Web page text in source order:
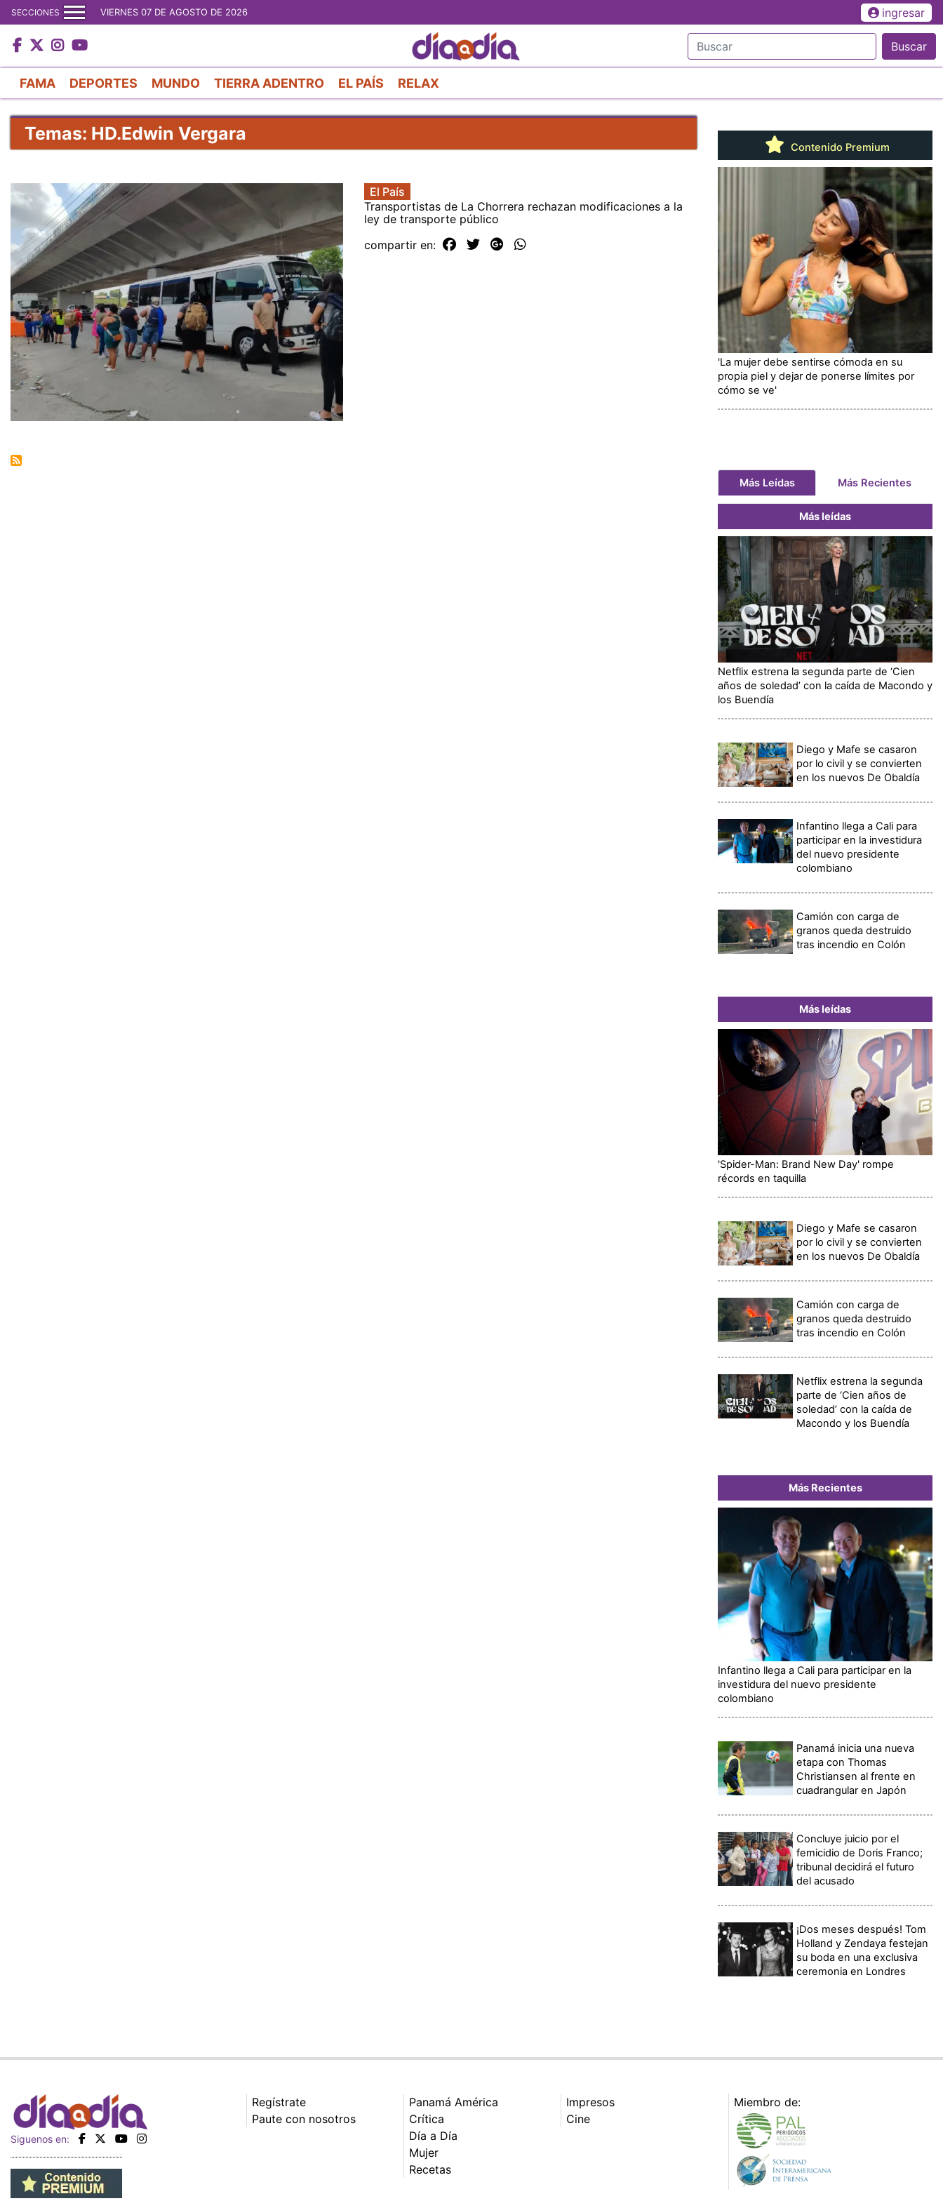
al
contenido
principal
SECCIONES VIERNES 07 DE AGOSTO DE 2026 ingresar
Buscar
FAMA DEPORTES MUNDO TIERRA ADENTRO EL PAÍS RELAX
Temas: HD.Edwin Vergara
El País
Transportistas de La Chorrera rechazan modificaciones a la
ley de transporte público
compartir en:
Contenido Premium
'La mujer debe sentirse cómoda en su
propia piel y dejar de ponerse límites por
cómo se ve'
Más Leídas Más Recientes
Más leídas
Netflix estrena la segunda parte de ‘Cien
años de soledad’ con la caída de Macondo y
los Buendía
Diego y Mafe se casaron
por lo civil y se convierten
en los nuevos De Obaldía
Infantino llega a Cali para
participar en la investidura
del nuevo presidente
colombiano
Camión con carga de
granos queda destruido
tras incendio en Colón
Más leídas
'Spider-Man: Brand New Day' rompe
récords en taquilla
Diego y Mafe se casaron
por lo civil y se convierten
en los nuevos De Obaldía
Camión con carga de
granos queda destruido
tras incendio en Colón
Netflix estrena la segunda
parte de ‘Cien años de
soledad’ con la caída de
Macondo y los Buendía
Más Recientes
Infantino llega a Cali para participar en la
investidura del nuevo presidente
colombiano
Panamá inicia una nueva
etapa con Thomas
Christiansen al frente en
cuadrangular en Japón
Concluye juicio por el
femicidio de Doris Franco;
tribunal decidirá el futuro
del acusado
¡Dos meses después! Tom
Holland y Zendaya festejan
su boda en una exclusiva
ceremonia en Londres
Siguenos en:
Regístrate
Paute con nosotros
Panamá América
Crítica
Día a Día
Mujer
Recetas
Impresos
Cine
Miembro de: